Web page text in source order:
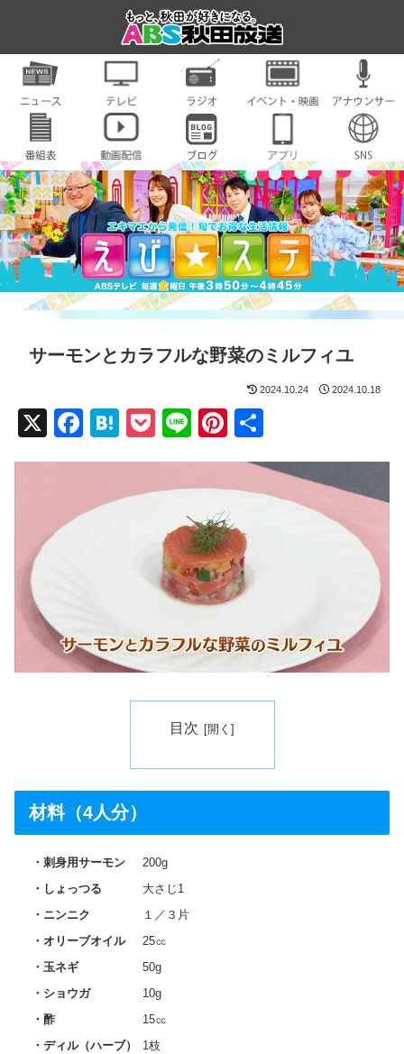
サーモンとカラフルな野菜のミルフィユ
2024.10.24 2024.10.18
X
F
e
H
n
P
ck
Li
e
Pi
e
st
目次
材料（4人分）
刺身用サーモン
200g
しょっつる
大さじ1
ニンニク
１／３片
オリーブオイル
25㏄
玉ネギ
50g
ショウガ
10g
酢
15㏄
ディル（ハーブ）
1枝